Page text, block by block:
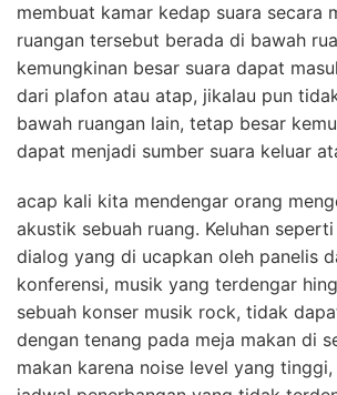
membuat kamar kedap suara secara
ruangan tersebut berada di bawah
kemungkinan besar suara dapat
dari plafon atau atap, jikalau pun
bawah ruangan lain, tetap besar
dapat menjadi sumber suara keluar
acap kali kita mendengar orang
akustik sebuah ruang. Keluhan
dialog yang di ucapkan oleh panelis
konferensi, musik yang terdengar
sebuah konser musik rock, tidak
dengan tenang pada meja makan di
makan karena noise level yang